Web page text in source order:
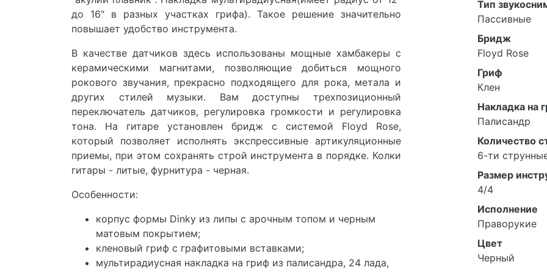
до 16" в разных участках грифа). Такое решение значительно
повышает удобство инструмента.
В качестве датчиков здесь использованы мощные хамбакеры с
керамическими магнитами, позволяющие добиться мощного
рокового звучания, прекрасно подходящего для рока, метала и
других стилей музыки. Вам доступны трехпозиционный
переключатель датчиков, регулировка громкости и регулировка
тона. На гитаре установлен бридж с системой Floyd Rose,
который позволяет исполнять экспрессивные артикуляционные
приемы, при этом сохранять строй инструмента в порядке. Колки
гитары - литые, фурнитура - черная.
Особенности:
корпус формы Dinky из липы с арочным топом и черным
матовым покрытием;
кленовый гриф с графитовыми вставками;
мультирадиусная накладка на гриф из палисандра, 24 лада,
Тип
Пассивные
Бридж
Floyd Rose
Гриф
Клен
Накладка на
Палисандр
Количество
6-ти
Размер
4/4
Исполнение
Праворукие
Цвет
Черный